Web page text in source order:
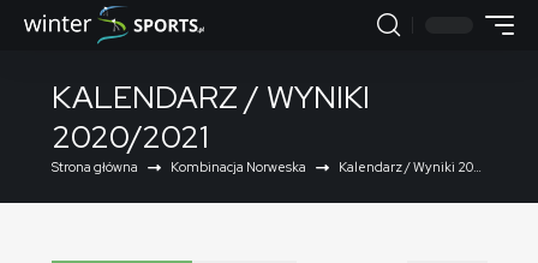
KALENDARZ / WYNIKI
2020/2021
Strona główna Kombinacja Norweska Kalendarz / Wyniki 2020/2021